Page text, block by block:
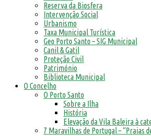
Reserva da Biosfera
Intervenção Social
Urbanismo
Taxa Municipal Turística
Geo Porto Santo – SIG Municipal
Canil & Gatil
Proteção Civil
Património
Biblioteca Municipal
O Concelho
O Porto Santo
Sobre a Ilha
História
Elevação da Vila Baleira à
7 Maravilhas de Portugal – “Praias